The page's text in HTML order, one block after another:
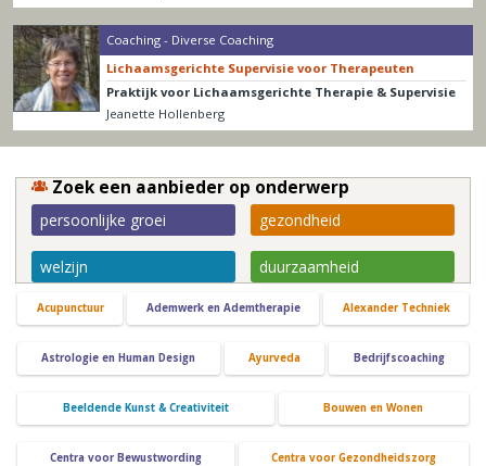
Coaching - Diverse Coaching
Lichaamsgerichte Supervisie voor Therapeuten
Praktijk voor Lichaamsgerichte Therapie & Supervisie
Jeanette Hollenberg
Zoek een aanbieder op onderwerp
persoonlijke groei gezondheid
welzijn duurzaamheid
Acupunctuur Ademwerk en Ademtherapie Alexander Techniek
Astrologie en Human Design Ayurveda Bedrijfscoaching
Beeldende Kunst & Creativiteit Bouwen en Wonen
Centra voor Bewustwording Centra voor Gezondheidszorg